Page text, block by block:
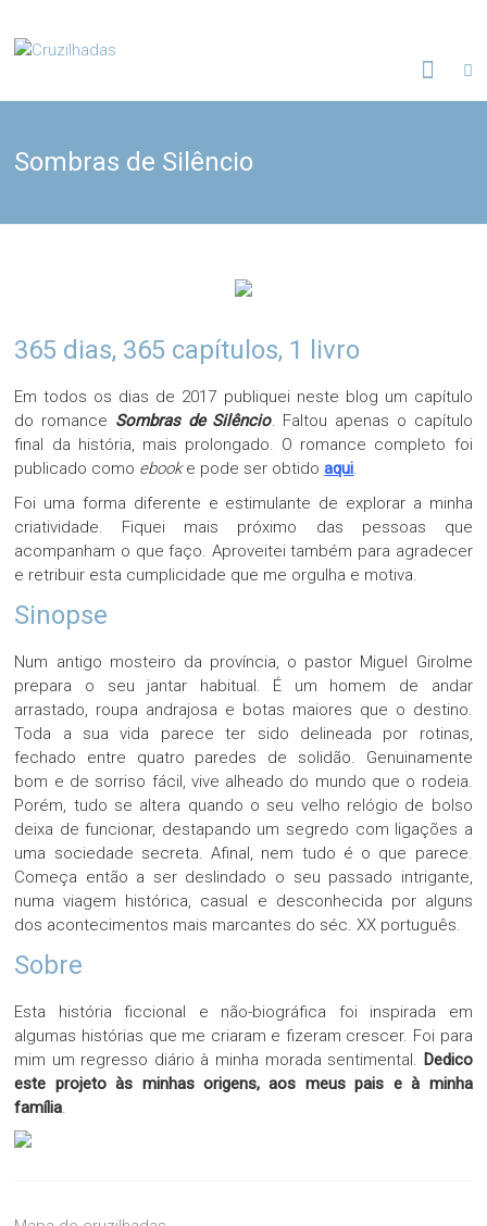
content
Cruzilhadas
Sombras de Silêncio
365 dias, 365 capítulos, 1 livro
Em todos os dias de 2017 publiquei neste blog um capítulo
do romance Sombras de Silêncio. Faltou apenas o capítulo
final da história, mais prolongado. O romance completo foi
publicado como ebooke pode ser obtidoaqui.
Foi uma forma diferente e estimulante de explorar a minha
criatividade. Fiquei mais próximo das pessoas que
acompanham o que faço. Aproveitei também para agradecer
e retribuir esta cumplicidade que me orgulha e motiva.
Sinopse
Num antigo mosteiro da província, o pastor Miguel Girolme
prepara o seu jantar habitual. É um homem de andar
arrastado, roupa andrajosa e botas maiores que o destino.
Toda a sua vida parece ter sido delineada por rotinas,
fechado entre quatro paredes de solidão. Genuinamente
bom e de sorriso fácil, vive alheado do mundo que o rodeia.
Porém, tudo se altera quando o seu velho relógio de bolso
deixa de funcionar, destapando um segredo com ligações a
uma sociedade secreta. Afinal, nem tudo é o que parece.
Começa então a ser deslindado o seu passado intrigante,
numa viagem histórica, casual e desconhecida por alguns
dos acontecimentos mais marcantes do séc. XX português.
Sobre
Esta história ficcional e não-biográfica foi inspirada em
algumas histórias que me criaram e fizeram crescer. Foi para
mim um regresso diário à minha morada sentimental. Dedico
este projeto às minhas origens, aos meus pais e à minha
família.